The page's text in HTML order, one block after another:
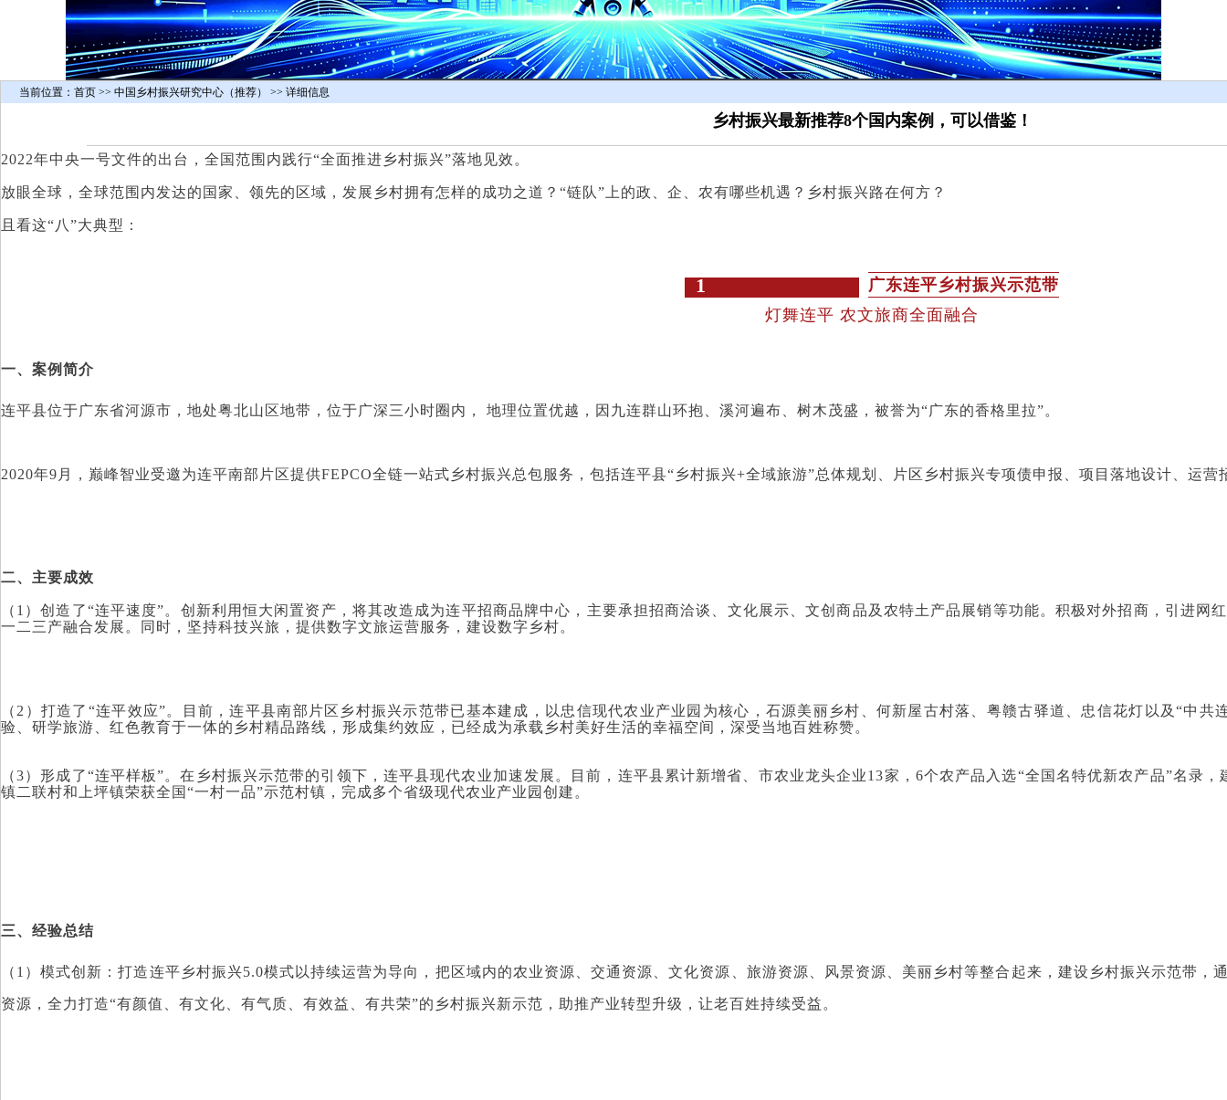
当前位置： 首页 >> 中国乡村振兴研究中心（推荐） >> 详细信息
乡村振兴最新推荐8个国内案例，可以借鉴！
2022年中央一号文件的出台，全国范围内践行“全面推进乡村振兴”落地见效。
放眼全球，全球范围内发达的国家、领先的区域，发展乡村拥有怎样的成功之道？“链队”上的政、企、农有哪些机遇？乡村振兴路在何方？
且看这“八”大典型：
1 广东连平乡村振兴示范带
灯舞连平 农文旅商全面融合
一、案例简介
连平县位于广东省河源市，地处粤北山区地带，位于广深三小时圈内， 地理位置优越，因九连群山环抱、溪河遍布、树木茂盛，被誉为“广东的香格里拉”。
2020年9月，巅峰智业受邀为连平南部片区提供FEPCO全链一站式乡村振兴总包服务，包括连平县“乡村振兴+全域旅游”总体规划、片区乡村振兴专项债申报、项目落地设计、运
二、主要成效
（1）创造了“连平速度”。创新利用恒大闲置资产，将其改造成为连平招商品牌中心，主要承担招商洽谈、文化展示、文创商品及农特土产品展销等功能。积极对外招商，引进
一二三产融合发展。同时，坚持科技兴旅，提供数字文旅运营服务，建设数字乡村。
（2）打造了 “连平效应”。
目前，连平县南部片区乡村振兴示范带已基本建成，以忠信现代农业产业园为核心，石源美丽乡村、何新屋古村落、粤赣古驿道、忠信花灯以及“中
验、研学旅游、红色教育于一体的乡村精品路线，形成集约效应，已经成为承载乡村美好生活的幸福空间，深受当地百姓称赞。
（3）形成了“连平样板”。在乡村振兴示范带的引领下，连平县现代农业加速发展。目前，连平县累计新增省、市农业龙头企业13家，6个农产品入选“全国名特优新农产品”名录
镇二联村和上坪镇荣获全国“一村一品”示范村镇，完成多个省级现代农业产业园创建。
三、经验总结
（1）模式创新：打造连平乡村振兴5.0模式以持续运营为导向，把区域内的农业资源、交通资源、文化资源、旅游资源、风景资源、美丽乡村等整合起来，建设乡村振兴示范带
资源，全力打造“有颜值、有文化、有气质、有效益、有共荣”的乡村振兴新示范，助推产业转型升级 ，让老百姓持续受益。